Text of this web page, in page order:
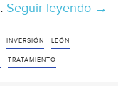
Seguir leyendo →
INVERSIÓN LEÓN
TRATAMIENTO